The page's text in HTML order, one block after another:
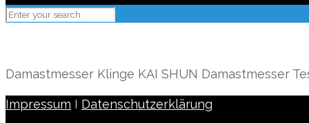
Damastmesser Klinge KAI SHUN Damastmesser
Impressum I Datenschutzerklärung